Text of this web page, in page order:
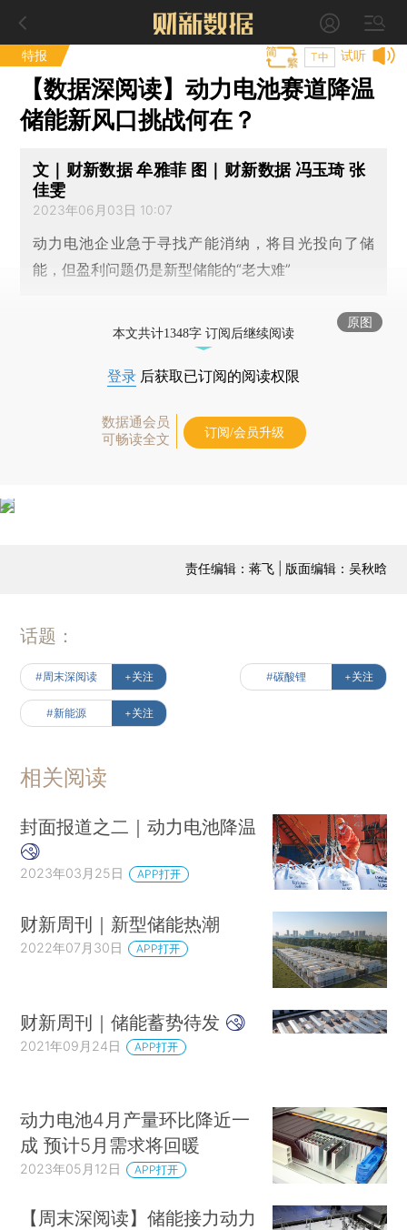
特报 试听
T中
【数据深阅读】动力电池赛道降温
储能新风口挑战何在？
文｜财新数据 牟雅菲 图｜财新数据 冯玉琦 张
佳雯
2023年06月03日 10:07
动力电池企业急于寻找产能消纳，将目光投向了储
能，但盈利问题仍是新型储能的“老大难”
原图
本文共计1348字 订阅后继续阅读
登录 后获取已订阅的阅读权限
数据通会员
可畅读全文
订阅/会员升级
责任编辑：蒋飞 | 版面编辑：吴秋晗
话题：
#周末深阅读 +关注 #碳酸锂 +关注
#新能源 +关注
相关阅读
封面报道之二｜动力电池降温
2023年03月25日 APP打开
财新周刊｜新型储能热潮
2022年07月30日 APP打开
财新周刊｜储能蓄势待发
2021年09月24日 APP打开
动力电池4月产量环比降近一
成 预计5月需求将回暖
2023年05月12日 APP打开
【周末深阅读】储能接力动力